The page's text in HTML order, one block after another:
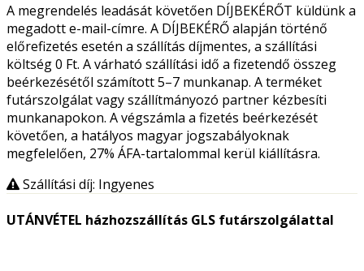
A megrendelés leadását követően DÍJBEKÉRŐT küldünk a
megadott e-mail-címre. A DÍJBEKÉRŐ alapján történő
előrefizetés esetén a szállítás díjmentes, a szállítási
költség 0 Ft. A várható szállítási idő a fizetendő összeg
beérkezésétől számított 5–7 munkanap. A terméket
futárszolgálat vagy szállítmányozó partner kézbesíti
munkanapokon. A végszámla a fizetés beérkezését
követően, a hatályos magyar jogszabályoknak
megfelelően, 27% ÁFA-tartalommal kerül kiállításra.
Szállítási díj: Ingyenes
UTÁNVÉTEL házhozszállítás GLS futárszolgálattal